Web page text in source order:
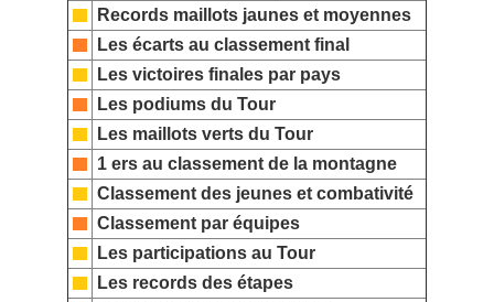
Records maillots jaunes et moyennes
Les écarts au classement final
Les victoires finales par pays
Les podiums du Tour
Les maillots verts du Tour
1 ers au classement de la montagne
Classement des jeunes et combativité
Classement par équipes
Les participations au Tour
Les records des étapes